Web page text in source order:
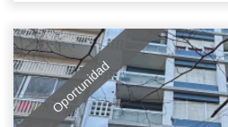
Oportunidad